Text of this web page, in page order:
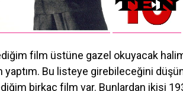
film üstüne gazel okuyacak
yaptım. Bu listeye girebileceğini
birkaç film var. Bunlardan ikisi